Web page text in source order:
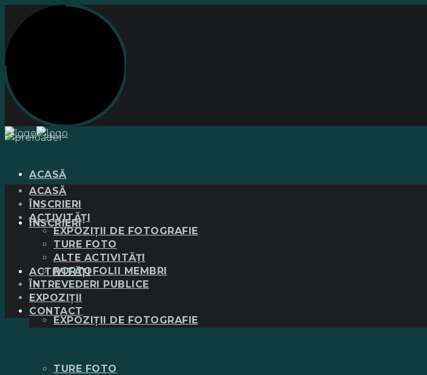
ACASĂ
ÎNSCRIERI
ACTIVITĂȚI
EXPOZIȚII DE FOTOGRAFIE
TURE FOTO
ACASĂ
ÎNSCRIERI
ACTIVITĂȚI
EXPOZIȚII DE FOTOGRAFIE
TURE FOTO
ALTE ACTIVITĂȚI
PORTOFOLII MEMBRI
ÎNTREVEDERI PUBLICE
EXPOZIȚII
CONTACT